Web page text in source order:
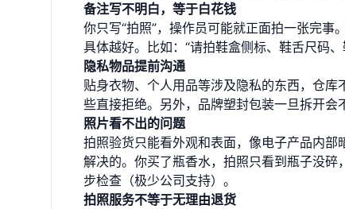
备注写不明白，等于白花钱
你只写“拍照”，操作员可能就正面拍一张完
具体越好。比如：“请拍鞋盒侧标、鞋舌尺码、
隐私物品提前沟通
贴身衣物、个人用品等涉及隐私的东西，仓
些直接拒绝。另外，品牌塑封包装一旦拆开会
照片看不出的问题
拍照验货只能看外观和表面，像电子产品内
解决的。你买了瓶香水，拍照只看到瓶子没
步检查（极少公司支持）。
拍照服务不等于无理由退货